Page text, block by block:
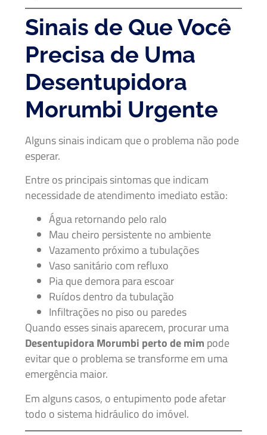
Sinais de Que Você
Precisa de Uma
Desentupidora
Morumbi Urgente
Alguns sinais indicam que o problema não pode
esperar.
Entre os principais sintomas que indicam
necessidade de atendimento imediato estão:
Água retornando pelo ralo
Mau cheiro persistente no ambiente
Vazamento próximo a tubulações
Vaso sanitário com refluxo
Pia que demora para escoar
Ruídos dentro da tubulação
Infiltrações no piso ou paredes
Quando esses sinais aparecem, procurar uma
Desentupidora Morumbi perto de mim pode
evitar que o problema se transforme em uma
emergência maior.
Em alguns casos, o entupimento pode afetar
todo o sistema hidráulico do imóvel.